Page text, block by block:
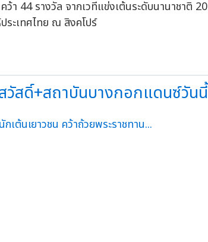
วัสดิ์+สถาบันบางกอกแดนซ์วันนี้